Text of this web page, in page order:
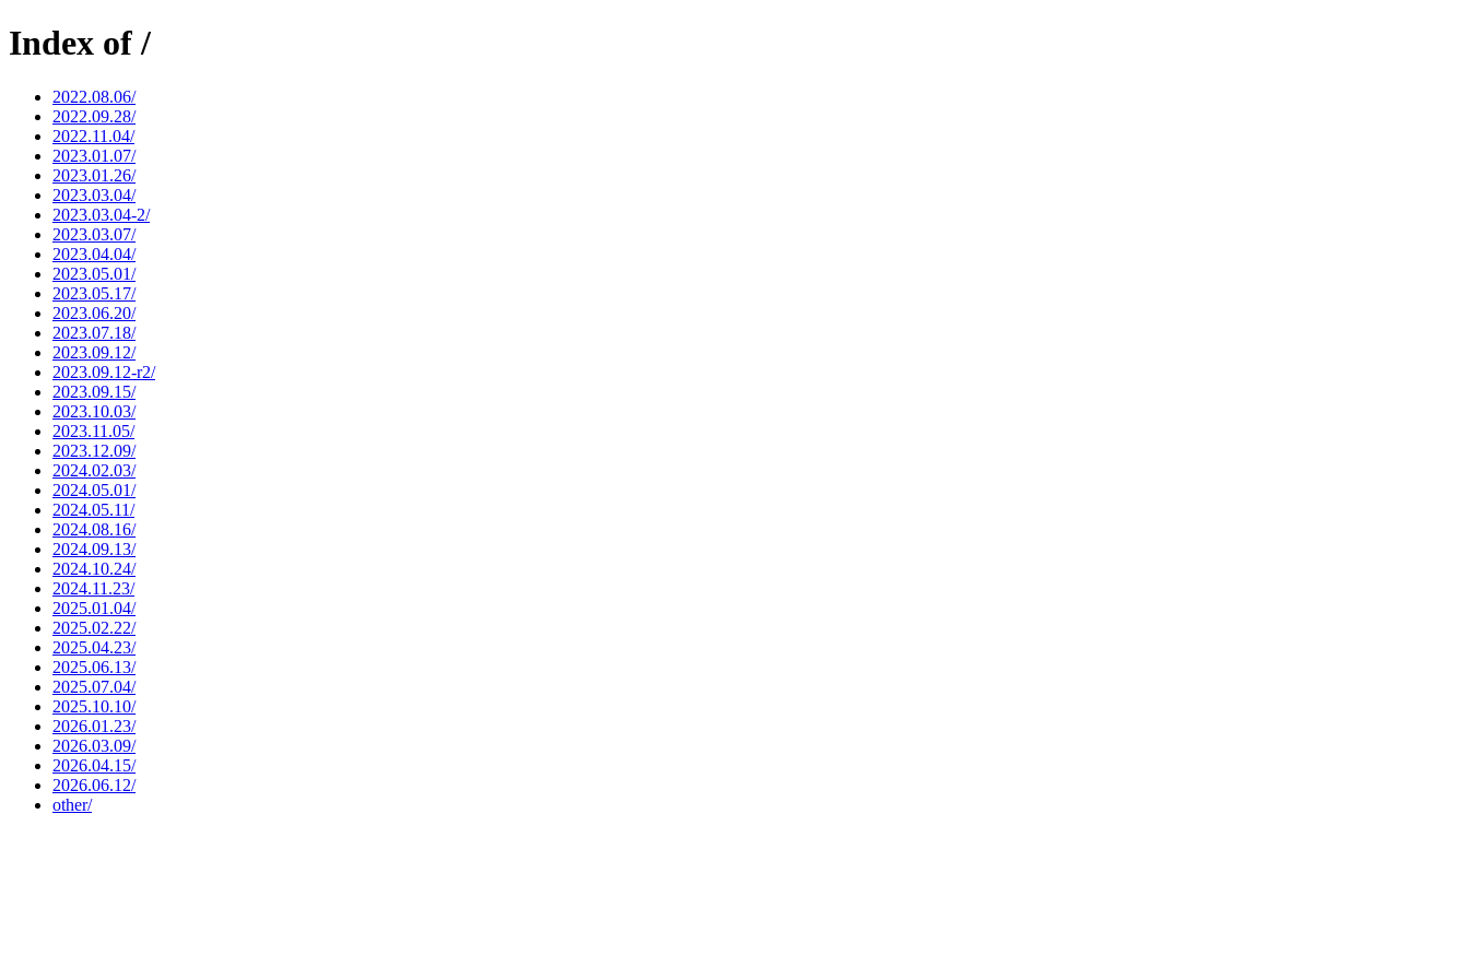
Index of /
2022.08.06/
2022.09.28/
2022.11.04/
2023.01.07/
2023.01.26/
2023.03.04/
2023.03.04-2/
2023.03.07/
2023.04.04/
2023.05.01/
2023.05.17/
2023.06.20/
2023.07.18/
2023.09.12/
2023.09.12-r2/
2023.09.15/
2023.10.03/
2023.11.05/
2023.12.09/
2024.02.03/
2024.05.01/
2024.05.11/
2024.08.16/
2024.09.13/
2024.10.24/
2024.11.23/
2025.01.04/
2025.02.22/
2025.04.23/
2025.06.13/
2025.07.04/
2025.10.10/
2026.01.23/
2026.03.09/
2026.04.15/
2026.06.12/
other/